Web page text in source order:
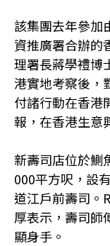
該集團去年參加
資推廣署合辦的
理署長蔣學禮博
港實地考察後，
付諸行動在香港
報，在香港生意
新壽司店位於鰂
000平方呎，設
道江戶前壽司。
厚表示，壽司師
顯身手。